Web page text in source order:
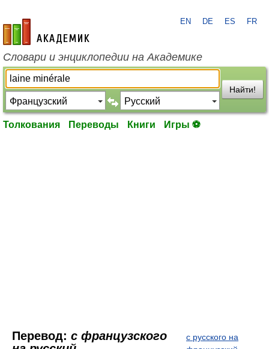
academic.ru
EN DE ES FR
Словари и энциклопедии на Академике
Найти!
Толкования Переводы Книги Игры ⚽
Перевод: с французского
с русского на